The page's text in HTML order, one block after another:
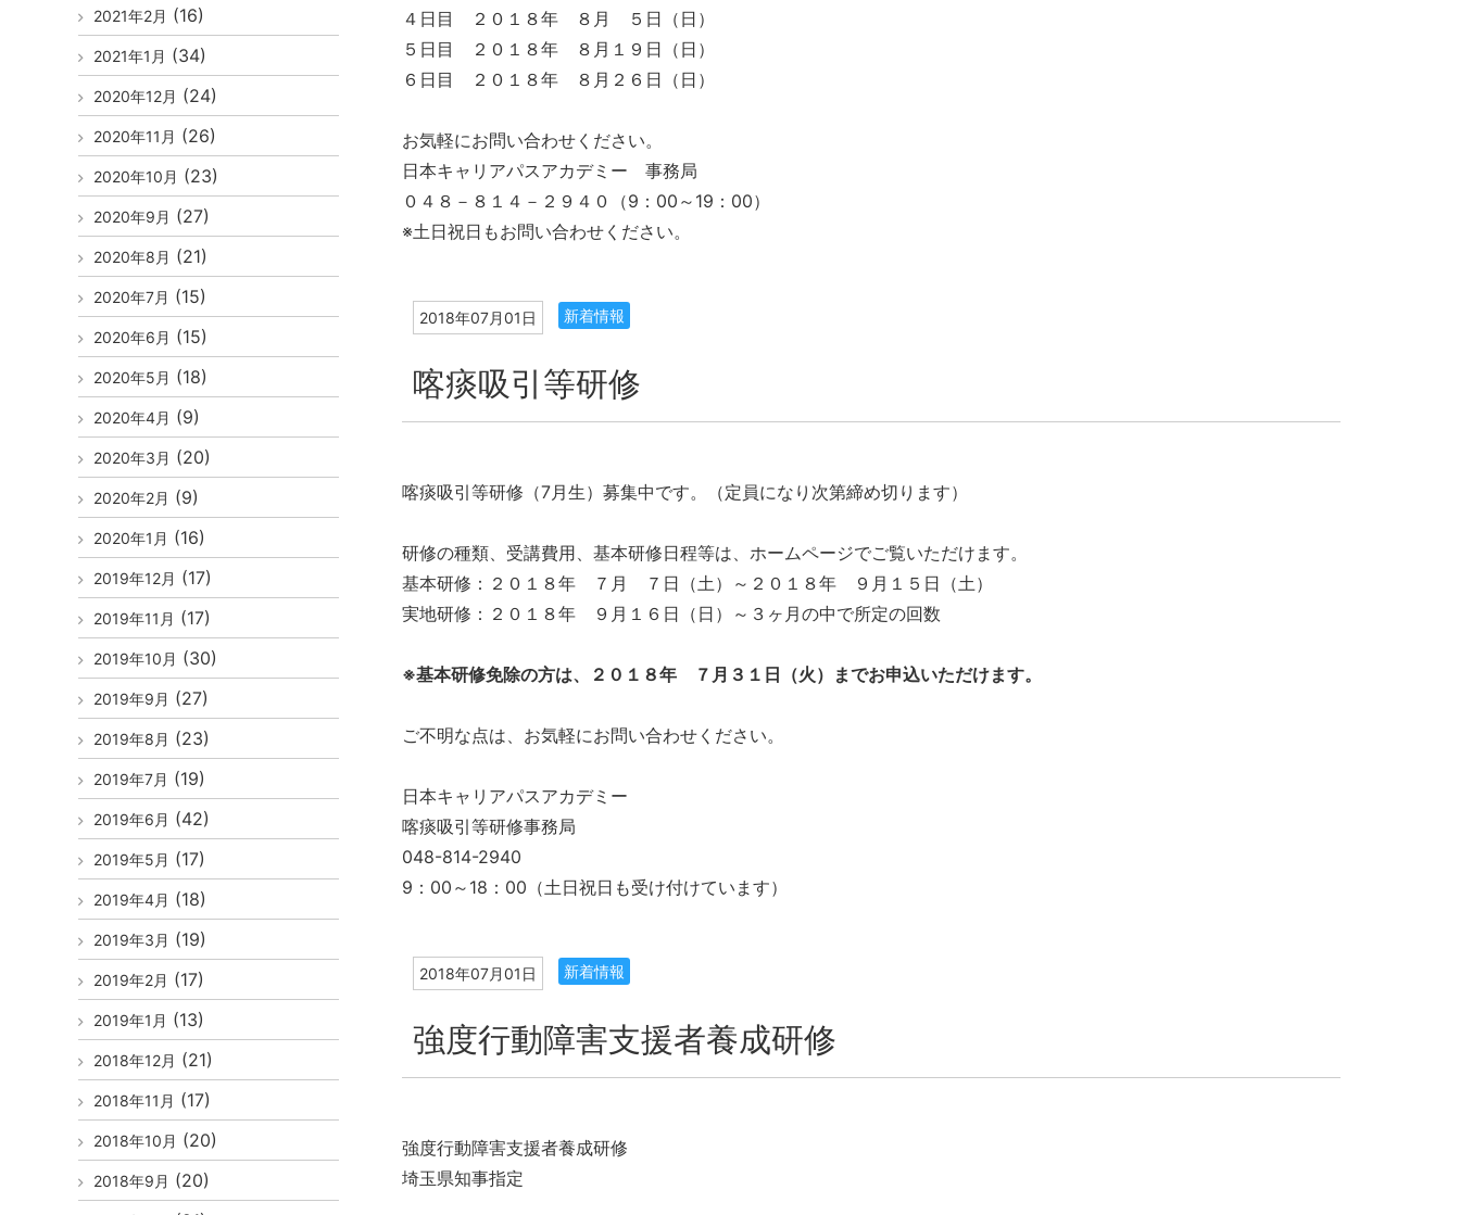
４日目 ２０１８年 ８月 ５日（日）
５日目 ２０１８年 ８月１９日（日）
６日目 ２０１８年 ８月２６日（日）
お気軽にお問い合わせください。
日本キャリアパスアカデミー 事務局
０４８－８１４－２９４０（9：00～19：00）
※土日祝日もお問い合わせください。
2018年07月01日 新着情報
喀痰吸引等研修
喀痰吸引等研修（7月生）募集中です。（定員になり次第締め切ります）
研修の種類、受講費用、基本研修日程等は、ホームページでご覧いただけます。
基本研修：２０１８年 ７月 ７日（土）～２０１８年 ９月１５日（土）
実地研修：２０１８年 ９月１６日（日）～３ヶ月の中で所定の回数
※基本研修免除の方は、２０１８年 ７月３１日（火）までお申込いただけます。
ご不明な点は、お気軽にお問い合わせください。
日本キャリアパスアカデミー
喀痰吸引等研修事務局
048-814-2940
9：00～18：00（土日祝日も受け付けています）
2018年07月01日 新着情報
強度行動障害支援者養成研修
強度行動障害支援者養成研修
埼玉県知事指定
2021年2月 (16)
2021年1月 (34)
2020年12月 (24)
2020年11月 (26)
2020年10月 (23)
2020年9月 (27)
2020年8月 (21)
2020年7月 (15)
2020年6月 (15)
2020年5月 (18)
2020年4月 (9)
2020年3月 (20)
2020年2月 (9)
2020年1月 (16)
2019年12月 (17)
2019年11月 (17)
2019年10月 (30)
2019年9月 (27)
2019年8月 (23)
2019年7月 (19)
2019年6月 (42)
2019年5月 (17)
2019年4月 (18)
2019年3月 (19)
2019年2月 (17)
2019年1月 (13)
2018年12月 (21)
2018年11月 (17)
2018年10月 (20)
2018年9月 (20)